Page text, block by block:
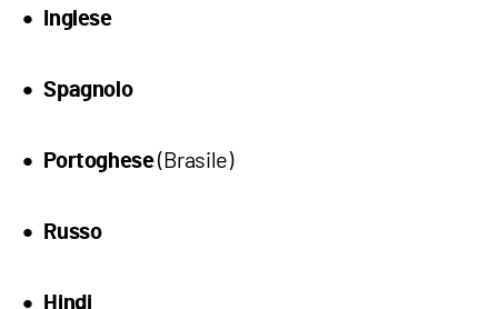
Inglese
Spagnolo
Portoghese(Brasile)
Russo
Hindi